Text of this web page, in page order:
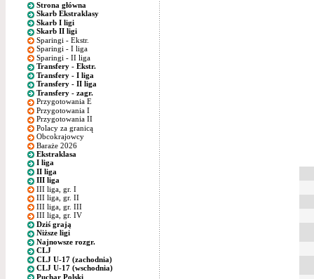
Strona główna
Skarb Ekstraklasy
Skarb I ligi
Skarb II ligi
Sparingi - Ekstr.
Sparingi - I liga
Sparingi - II liga
Transfery - Ekstr.
Transfery - I liga
Transfery - II liga
Transfery - zagr.
Przygotowania E
Przygotowania I
Przygotowania II
Polacy za granicą
Obcokrajowcy
Baraże 2026
Ekstraklasa
I liga
II liga
III liga
III liga, gr. I
III liga, gr. II
III liga, gr. III
III liga, gr. IV
Dziś grają
Niższe ligi
Najnowsze rozgr.
CLJ
CLJ U-17 (zachodnia)
CLJ U-17 (wschodnia)
Puchar Polski